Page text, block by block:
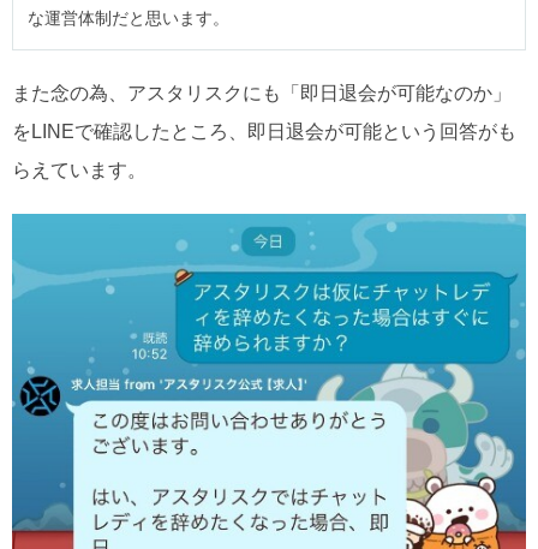
な運営体制だと思います。
また念の為、アスタリスクにも「即日退会が可能なのか」
をLINEで確認したところ、即日退会が可能という回答がも
らえています。